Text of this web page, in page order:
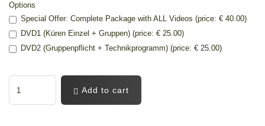
Options
Special Offer: Complete Package with ALL Videos (price: € 40.00)
DVD1 (Küren Einzel + Gruppen) (price: € 25.00)
DVD2 (Gruppenpflicht + Technikprogramm) (price: € 25.00)
Add to cart